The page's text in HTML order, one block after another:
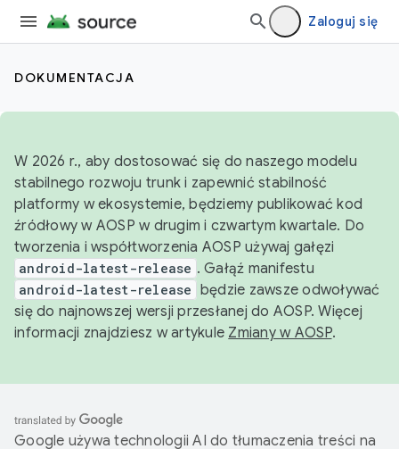
Zaloguj się
DOKUMENTACJA
W 2026 r., aby dostosować się do naszego modelu
stabilnego rozwoju trunk i zapewnić stabilność
platformy w ekosystemie, będziemy publikować kod
źródłowy w AOSP w drugim i czwartym kwartale. Do
tworzenia i współtworzenia AOSP używaj gałęzi
android-latest-release . Gałąź manifestu
android-latest-release będzie zawsze odwoływać
się do najnowszej wersji przesłanej do AOSP. Więcej
informacji znajdziesz w artykule Zmiany w AOSP.
Google używa technologii AI do tłumaczenia treści na